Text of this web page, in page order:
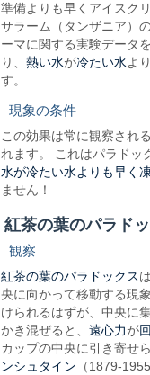
準備よりも早くアイスク
サラーム（タンザニア）
ーマに関する実験データ
り、熱い水が冷たい水よ
す。
現象の条件
この効果は常に観察され
れます。 これはパラドッ
水が冷たい水よりも早く
ません！
紅茶の葉のパラド
観察
紅茶の葉のパラドックス
央に向かって移動する現
けられるはずが、中央に
かき混ぜると、遠心力が
カップの中央に引き寄せ
ンシュタイン （1879-